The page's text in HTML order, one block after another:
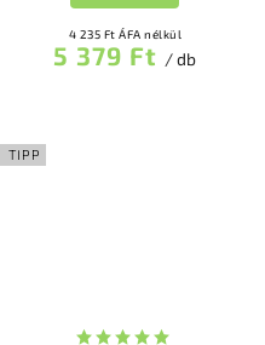
4 235 Ft ÁFA nélkül
5 379 Ft / db
TIPP